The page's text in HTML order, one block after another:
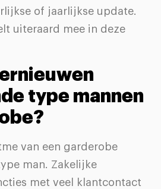
of jaarlijkse update.
uiteraard mee in deze
type mannen
van een garderobe
man. Zakelijke
met veel klantcontact